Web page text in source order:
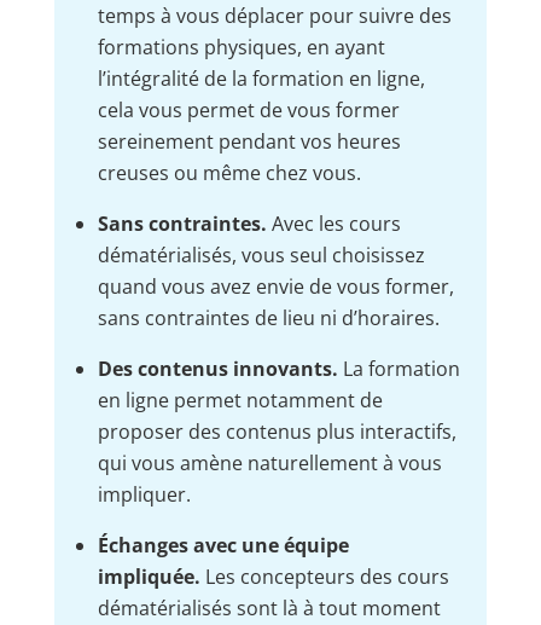
temps à vous déplacer pour suivre des
formations physiques, en ayant
l’intégralité de la formation en ligne,
cela vous permet de vous former
sereinement pendant vos heures
creuses ou même chez vous.
Sans contraintes. Avec les cours
dématérialisés, vous seul choisissez
quand vous avez envie de vous former,
sans contraintes de lieu ni d’horaires.
Des contenus innovants. La formation
en ligne permet notamment de
proposer des contenus plus interactifs,
qui vous amène naturellement à vous
impliquer.
Échanges avec une équipe
impliquée. Les concepteurs des cours
dématérialisés sont là à tout moment